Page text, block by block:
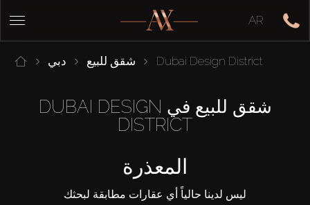
AR
دبي شقق للبيع Dubai Design District
شقق للبيع في DUBAI DESIGN
DISTRICT
المعذرة
ليس لدينا حالياً أي عقارات مطابقة لبحثك